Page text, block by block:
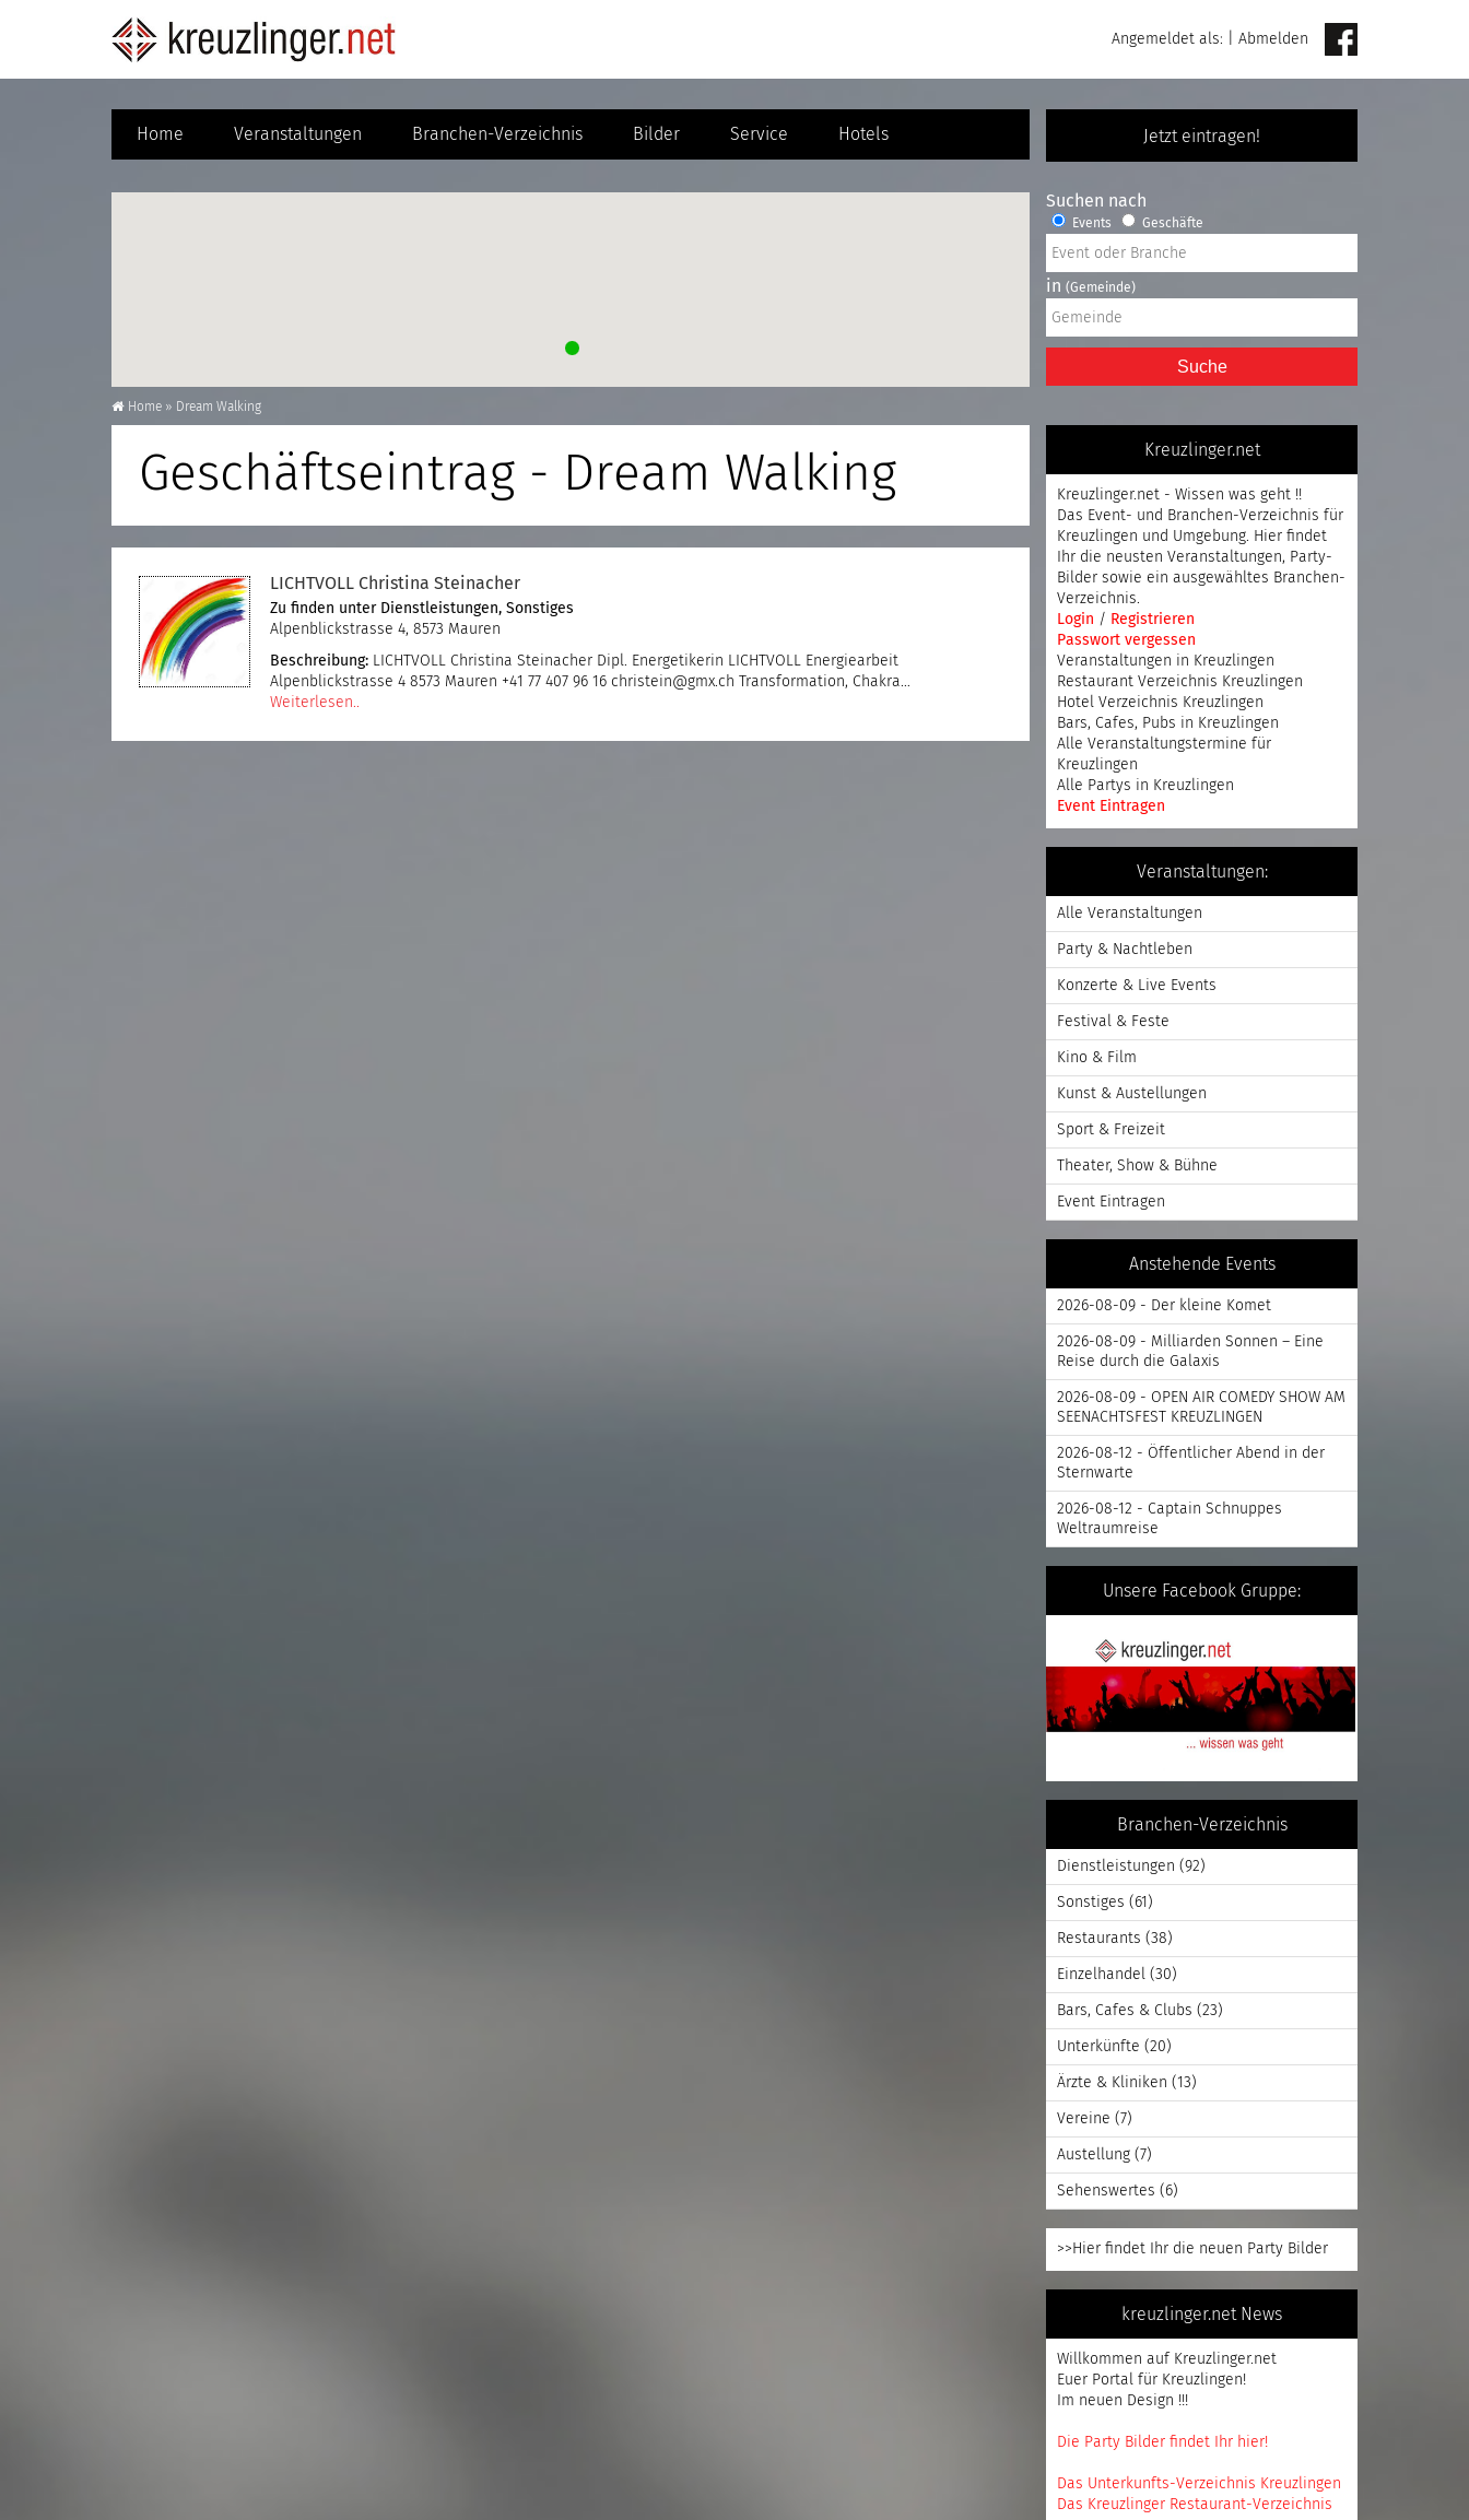
Angemeldet als: Abmelden
Jetzt eintragen!
Home Veranstaltungen Branchen-Verzeichnis Bilder Service Hotels
Home » Dream Walking
Geschäftseintrag - Dream Walking
LICHTVOLL Christina Steinacher
Zu finden unter Dienstleistungen, Sonstiges
Alpenblickstrasse 4, 8573 Mauren
Beschreibung: LICHTVOLL Christina Steinacher Dipl. Energetikerin LICHTVOLL Energiearbeit
Alpenblickstrasse 4 8573 Mauren +41 77 407 96 16 christein@gmx.ch Transformation, Chakra…
Weiterlesen..
Suchen nach
Events Geschäfte
in (Gemeinde)
Suche
Kreuzlinger.net
Kreuzlinger.net - Wissen was geht !!
Das Event- und Branchen-Verzeichnis für
Kreuzlingen und Umgebung. Hier findet
Ihr die neusten Veranstaltungen, Party-
Bilder sowie ein ausgewähltes Branchen-
Verzeichnis.
Login / Registrieren
Passwort vergessen
Veranstaltungen in Kreuzlingen
Restaurant Verzeichnis Kreuzlingen
Hotel Verzeichnis Kreuzlingen
Bars, Cafes, Pubs in Kreuzlingen
Alle Veranstaltungstermine für
Kreuzlingen
Alle Partys in Kreuzlingen
Event Eintragen
Veranstaltungen:
Alle Veranstaltungen
Party & Nachtleben
Konzerte & Live Events
Festival & Feste
Kino & Film
Kunst & Austellungen
Sport & Freizeit
Theater, Show & Bühne
Event Eintragen
Anstehende Events
2026-08-09 - Der kleine Komet
2026-08-09 - Milliarden Sonnen – Eine
Reise durch die Galaxis
2026-08-09 - OPEN AIR COMEDY SHOW AM
SEENACHTSFEST KREUZLINGEN
2026-08-12 - Öffentlicher Abend in der
Sternwarte
2026-08-12 - Captain Schnuppes
Weltraumreise
Unsere Facebook Gruppe:
Branchen-Verzeichnis
Dienstleistungen (92)
Sonstiges (61)
Restaurants (38)
Einzelhandel (30)
Bars, Cafes & Clubs (23)
Unterkünfte (20)
Ärzte & Kliniken (13)
Vereine (7)
Austellung (7)
Sehenswertes (6)
>>Hier findet Ihr die neuen Party Bilder
kreuzlinger.net News
Willkommen auf Kreuzlinger.net
Euer Portal für Kreuzlingen!
Im neuen Design !!!
Die Party Bilder findet Ihr hier!
Das Unterkunfts-Verzeichnis Kreuzlingen
Das Kreuzlinger Restaurant-Verzeichnis